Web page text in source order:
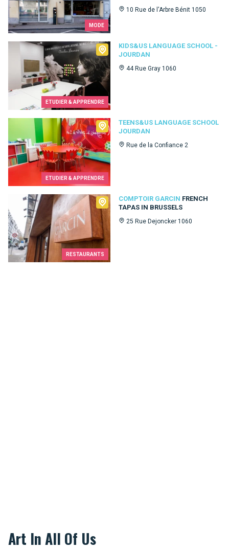
MODE
10 Rue de l'Arbre Bénit 1050
ETUDIER & APPRENDRE
KIDS&US LANGUAGE SCHOOL -
JOURDAN
44 Rue Gray 1060
Kids&Us language school - Jourdan
ETUDIER & APPRENDRE
TEENS&US LANGUAGE SCHOOL
JOURDAN
Rue de la Confiance 2
Teens&Us language school Jourdan
RESTAURANTS
COMPTOIR GARCIN FRENCH
TAPAS IN BRUSSELS
25 Rue Dejoncker 1060
Comptoir Garcin
Art In All Of Us